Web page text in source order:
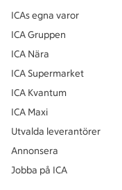
ICAs egna varor
ICA Gruppen
ICA Nära
ICA Supermarket
ICA Kvantum
ICA Maxi
Utvalda leverantörer
Annonsera
Jobba på ICA